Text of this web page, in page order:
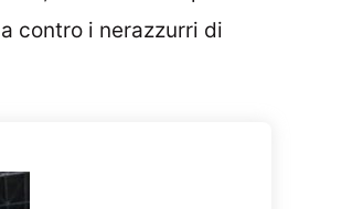
contro i nerazzurri di